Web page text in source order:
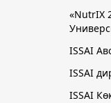
«NutrIX
ISSAI
ISSAI
ISSAI